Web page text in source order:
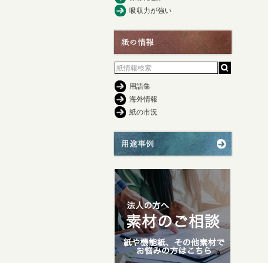
吸収力が強い
用語集
海外情報
紙の市況